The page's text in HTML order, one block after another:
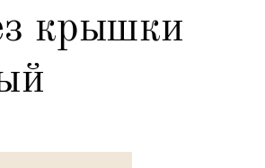
крышки